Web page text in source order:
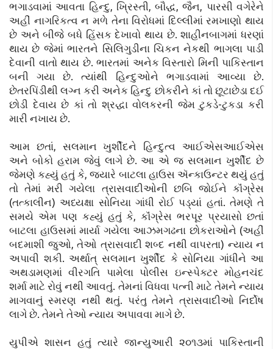
ભગાડવામાં આવતા હિન્દુ, ખ્રિસ્તી, બૌદ્ધ, જૈન, પારસી વગેરેને
અહીં નાગરિકત્વ ન મળે તેના વિરોધમાં દિલ્લીમાં રમખાણો થાય
છે અને બીજે બધે હિંસક દેખાવો થાય છે. શાહીનબાગમાં ધરણાં
થાય છે જેમાં ભારતને સિલિગુડીના ચિકન નેકથી ભાગલા પાડી
દેવાની વાતો થાય છે. ભારતમાં અનેક વિસ્તારો મિની પાકિસ્તાન
બની ગયા છે. ત્યાંથી હિન્દુઓને ભગાડવામાં આવ્યા છે.
છેતરપિંડીથી લગ્ન કરી અનેક હિન્દુ છોકરીને કાં તો છૂટાછેડા દઈ
છોડી દેવાય છે કાં તો શ્રદ્ધા વોલકરની જેમ ટુકડે-ટુકડા કરી
મારી નખાય છે.
આમ છતાં, સલમાન ખુર્શીદને હિન્દુત્વ આઈએસઆઈએસ
અને બોકો હરામ જેવું લાગે છે. આ એ જ સલમાન ખુર્શીદ છે
જેમણે કહ્યું હતું કે, જ્યારે બાટલા હાઉસ ઍન્કાઉન્ટર થયું હતું
તો તેમાં મરી ગયેલા ત્રાસવાદીઓની છબિ જોઈને કૉંગ્રેસ
(તત્કાલીન) અધ્યક્ષા સોનિયા ગાંધી રોઈ પડ્યાં હતાં. તેમણે તે
સમયે એમ પણ કહ્યું હતું કે, કૉંગ્રેસ ભરપૂર પ્રયાસો છતાં
બાટલા હાઉસમાં માર્યા ગયેલા આઝમગઢના છોકરાઓને (અહીં
બદમાશી જુઓ, તેઓ ત્રાસવાદી શબ્દ નથી વાપરતા) ન્યાય ન
અપાવી શકી. અર્થાત્ સલમાન ખુર્શીદ કે સોનિયા ગાંધીને આ
અથડામણમાં વીરગતિ પામેલા પોલીસ ઇન્સ્પેક્ટર મોહનચંદ
શર્મા માટે રોવું નથી આવતું. તેમનાં વિધવા પત્ની માટે તેમને ન્યાય
માગવાનું સ્મરણ નથી થતું. પરંતુ તેમને ત્રાસવાદીઓ નિર્દોષ
લાગે છે. તેમને તેઓ ન્યાય અપાવવા માગે છે.
યુપીએ શાસન હતું ત્યારે જાન્યુઆરી ૨૦૧૩માં પાકિસ્તાની